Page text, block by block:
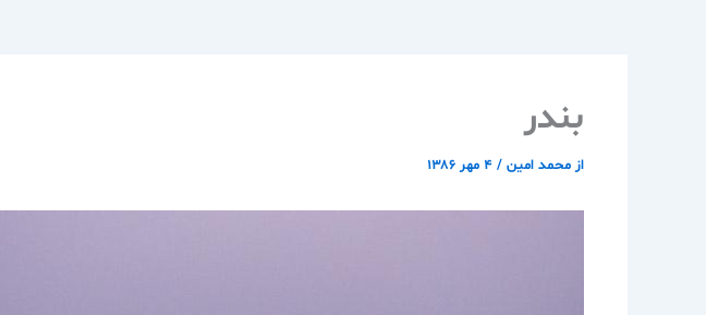
بندر
از محمد امین / ۴ مهر ۱۳۸۶